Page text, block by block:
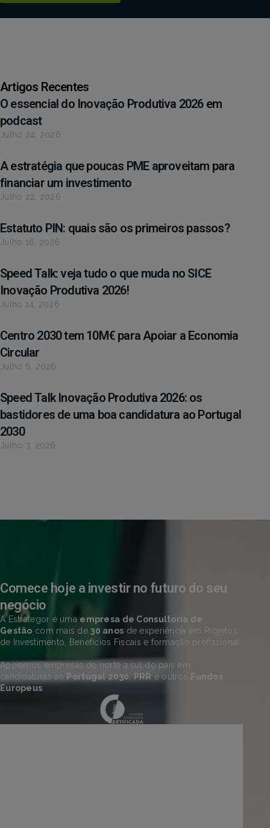
Artigos Recentes
O essencial do Inovação Produtiva 2026 em
podcast
Julho 24, 2026
A estratégia que poucas PME aproveitam para
financiar um investimento
Julho 22, 2026
Estatuto PIN: quais são os primeiros passos?
Julho 16, 2026
Speed Talk: veja tudo o que muda no SICE
Inovação Produtiva 2026!
Julho 14, 2026
Centro 2030 tem 10M€ para Apoiar a Economia
Circular
Julho 6, 2026
Speed Talk Inovação Produtiva 2026: os
bastidores de uma boa candidatura ao Portugal
2030
Julho 3, 2026
Comece hoje a investir no futuro do seu
negócio
A Estrategor é uma empresa de Consultoria de
Gestão com mais de30 anos de experiência em Projetos
de Investimento, Benefícios Fiscais e formação profissional.
Apoiamos empresas de norte a sul do país em
candidaturas ao Portugal 2030 PRR e outros Fundos
Europeus